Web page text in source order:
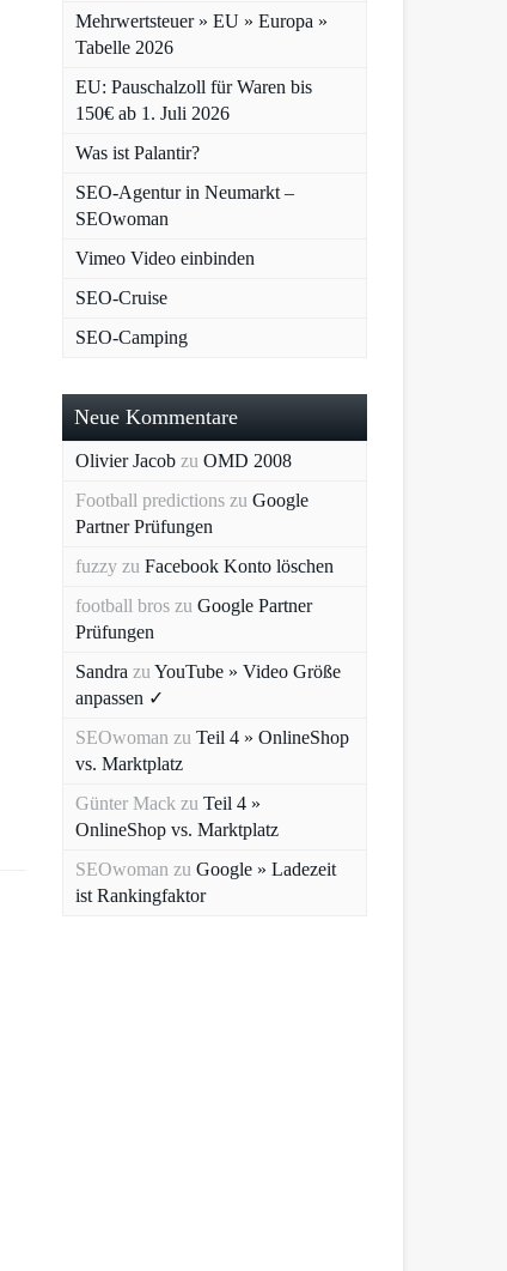
Mehrwertsteuer » EU » Europa »
Tabelle 2026
EU: Pauschalzoll für Waren bis
150€ ab 1. Juli 2026
Was ist Palantir?
SEO-Agentur in Neumarkt –
SEOwoman
Vimeo Video einbinden
SEO-Cruise
SEO-Camping
Neue Kommentare
Olivier Jacob zu OMD 2008
Football predictions zu Google
Partner Prüfungen
fuzzy zu Facebook Konto löschen
football bros zu Google Partner
Prüfungen
Sandra zu YouTube » Video Größe
anpassen ✓
SEOwoman zu Teil 4 » OnlineShop
vs. Marktplatz
Günter Mack zu Teil 4 »
OnlineShop vs. Marktplatz
SEOwoman zu Google » Ladezeit
ist Rankingfaktor